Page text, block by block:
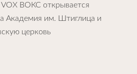
ВОКС открывается
Академия им. Штиглица и
церковь